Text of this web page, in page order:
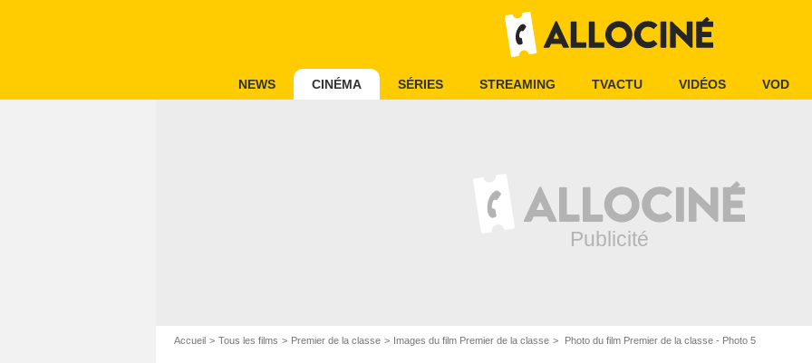
NEWS CINÉMA SÉRIES STREAMING TVACTU VIDÉOS VOD
Accueil Tous les films Premier de la classe Images du film Premier de la classe Photo du film Premier de la classe - Photo 5